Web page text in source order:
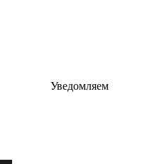
Уведомляем